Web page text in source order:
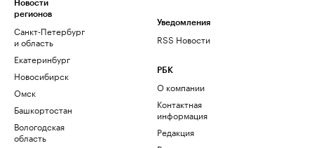
Новости
регионов
Санкт-Петербург
и область
Екатеринбург
Новосибирск
Омск
Башкортостан
Вологодская
область
Уведомления
RSS Новости
РБК
О компании
Контактная
информация
Редакция